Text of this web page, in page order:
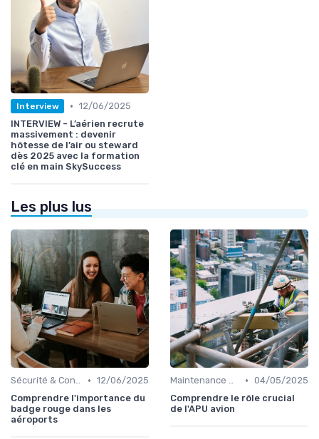
Interview • 12/06/2025
INTERVIEW - L’aérien recrute
massivement : devenir
hôtesse de l’air ou steward
dès 2025 avec la formation
clé en main SkySuccess
Les plus lus
Sécurité & Conformité • 12/06/2025
Comprendre l'importance du
badge rouge dans les
aéroports
Maintenance & Entretien • 04/05/2025
Comprendre le rôle crucial
de l'APU avion